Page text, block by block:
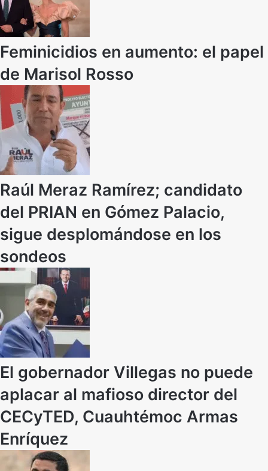
Feminicidios en aumento: el papel
de Marisol Rosso
Raúl Meraz Ramírez; candidato
del PRIAN en Gómez Palacio,
sigue desplomándose en los
sondeos
El gobernador Villegas no puede
aplacar al mafioso director del
CECyTED, Cuauhtémoc Armas
Enríquez